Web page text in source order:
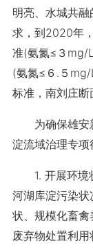
明亮、水城共
求，到2020年
准(氨氮≤３mg/
(氨氮≤６.５
标准，南刘庄断
为确保雄安
淀流域治理专项
1. 开展环境
河湖库淀污染
状、规模化畜
废弃物处置利